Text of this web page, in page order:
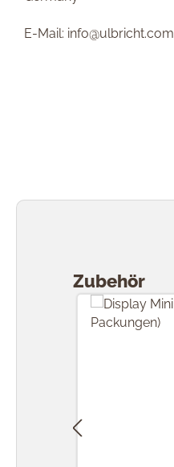
E-Mail: info@ulbricht.com
Zubehör